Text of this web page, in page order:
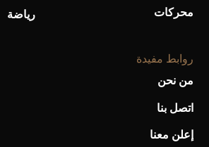
محركات رياضة
روابط مفيدة
من نحن
اتصل بنا
إعلن معنا